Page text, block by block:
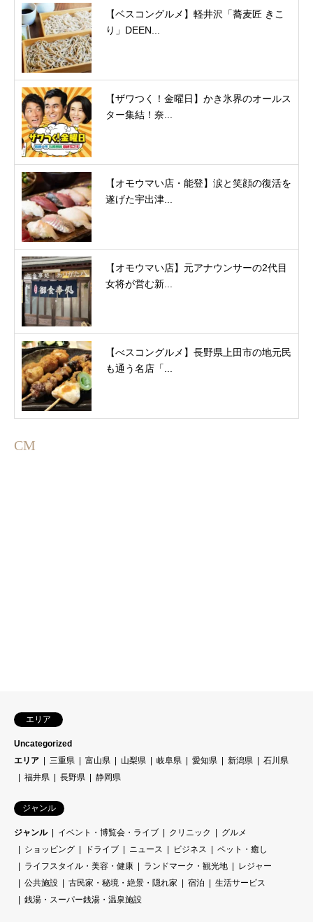
【ベスコングルメ】軽井沢「蕎麦匠 きこ
り」DEEN...
【ザワつく！金曜日】かき氷界のオールス
ター集結！奈...
【オモウマい店・能登】涙と笑顔の復活を
遂げた宇出津...
【オモウマい店】元アナウンサーの2代目
女将が営む新...
【べスコングルメ】長野県上田市の地元民
も通う名店「...
CM
エリア
Uncategorized
エリア
三重県 富山県 山梨県 岐阜県 愛知県 新潟県
石川県
福井県
長野県 静岡県
ジャンル
ジャンル イベント・博覧会・ライブ クリニック
グルメ
ショッピング
ドライブ ニュース ビジネス
ペット・癒し
ライフスタイル・美容・健康
ランドマーク・観光地
レジャー
公共施設
古民家・秘境・絶景・隠れ家 宿泊
生活サービス
銭湯・スーパー銭湯・温泉施設